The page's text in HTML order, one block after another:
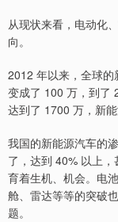
从现状来看，电动化
向。
2012 年以来，全球
变成了 100 万，到了
达到了 1700 万，新
我国的新能源汽车的
了，达到 40% 以上
育着生机、机会。电
舱、雷达等等的突破
题。